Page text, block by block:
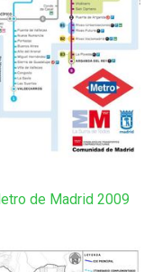
de Madrid 2009